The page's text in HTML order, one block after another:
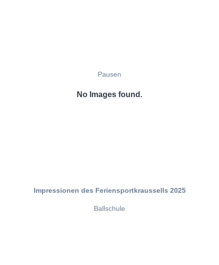
Pausen
No Images found.
Impressionen des Feriensportkraussells 2025
Ballschule